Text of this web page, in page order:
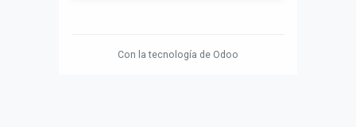
Con la tecnología de Odoo